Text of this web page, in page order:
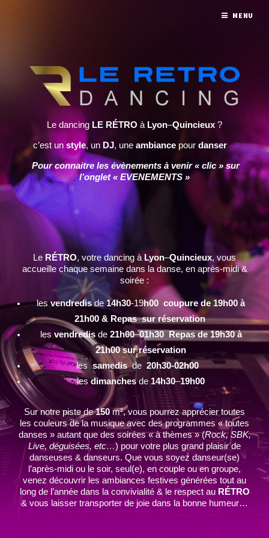
Le dancing LE RÉTRO à Lyon–Quincieux ?
c’est unstyle, un DJ, une ambiancepour danser
Pour connaitre les évènements à venir « clic » sur
l’onglet « EVENEMENTS »
Le RÉTRO, votre dancing à Lyon–Quincieux, vous
accueille chaque semaine dans la danse, en après-midi &
soirée :
lesvendredisde14h30-19h00 coupure de 19h00 à
21h00 & Repas sur réservation
les vendredisde 21h00–01h30 Repas de 19h30 à
21h00 sur réservation
lessamedisde20h30-02h00
lesdimanchesde 14h30–19h00
Sur notre piste de150m², vous pourrez apprécier toutes
les couleurs de la musique avec des programmes « toutes
danses » autant que des soirées « à thèmes » (Rock, SBK,
Live, déguisées, etc…) pour votre plus grand plaisir de
danseuses & danseurs. Que vous soyez danseur(se)
l’après-midi ou le soir, seul(e), en couple ou en groupe,
venez découvrir les ambiances festives générées tout au
long de l’année dans la convivialité & le respect au RÉTRO
& vous laisser transporter de joie dans la bonne humeur…
MENU